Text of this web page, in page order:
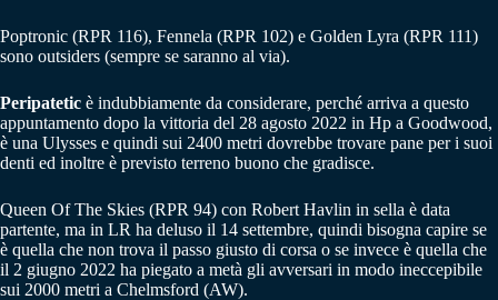
Poptronic (RPR 116), Fennela (RPR 102) e Golden Lyra (RPR 111)
sono outsiders (sempre se saranno al via).
Peripatetic è indubbiamente da considerare, perché arriva a questo
appuntamento dopo la vittoria del 28 agosto 2022 in Hp a Goodwood,
è una Ulysses e quindi sui 2400 metri dovrebbe trovare pane per i suoi
denti ed inoltre è previsto terreno buono che gradisce.
Queen Of The Skies (RPR 94) con Robert Havlin in sella è data
partente, ma in LR ha deluso il 14 settembre, quindi bisogna capire se
è quella che non trova il passo giusto di corsa o se invece è quella che
il 2 giugno 2022 ha piegato a metà gli avversari in modo ineccepibile
sui 2000 metri a Chelmsford (AW).